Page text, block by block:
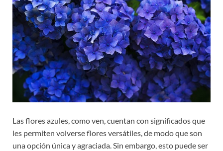
Las flores azules, como ven, cuentan con significados que
les permiten volverse flores versátiles, de modo que son
una opción única y agraciada. Sin embargo, esto puede ser